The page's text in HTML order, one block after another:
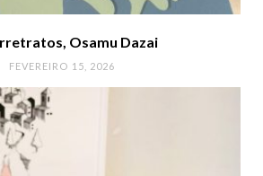
Osamu Dazai
FEVEREIRO 15, 2026